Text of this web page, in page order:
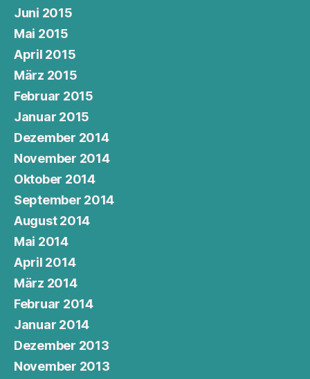
Juni 2015
Mai 2015
April 2015
März 2015
Februar 2015
Januar 2015
Dezember 2014
November 2014
Oktober 2014
September 2014
August 2014
Mai 2014
April 2014
März 2014
Februar 2014
Januar 2014
Dezember 2013
November 2013